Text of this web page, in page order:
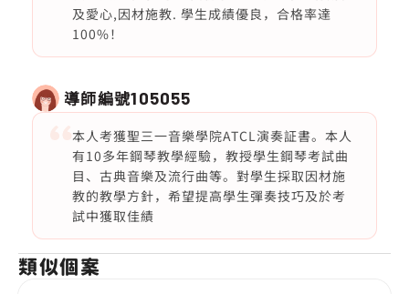
及愛心,因材施教. 學生成績優良，合格率達
100%！
導師編號105055
本人考獲聖三一音樂學院ATCL演奏証書。本人
有10多年鋼琴教學經驗，教授學生鋼琴考試曲
目、古典音樂及流行曲等。對學生採取因材施
教的教學方針，希望提高學生彈奏技巧及於考
試中獲取佳績
類似個案